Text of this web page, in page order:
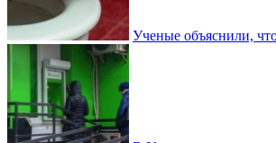
Ученые объяснили,